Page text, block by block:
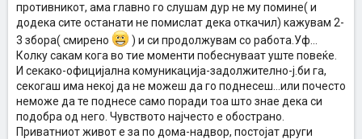
противникот, ама главно го слушам дур не му помине( и
додека сите останати не помислат дека откачил) кажувам 2-
3 збора( смирено
) и си продолжувам со работа.Уф...
Колку сакам кога во тие моменти побеснуваат уште повеќе.
И секако-официјална комуникација-задолжително-ј.би га,
секогаш има некој да не можеш да го поднесеш...или почесто
неможе да те поднесе само поради тоа што знае дека си
подобра од него. Чувството најчесто е обострано.
Приватниот живот е за по дома-надвор, постојат други